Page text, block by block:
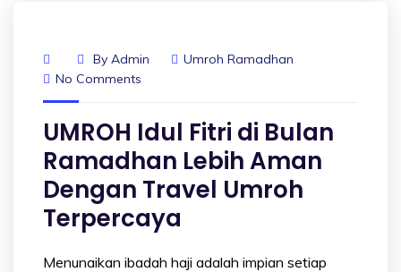
By Admin
Umroh Ramadhan
No Comments
UMROH Idul Fitri di Bulan
Ramadhan Lebih Aman
Dengan Travel Umroh
Terpercaya
Menunaikan ibadah haji adalah impian setiap